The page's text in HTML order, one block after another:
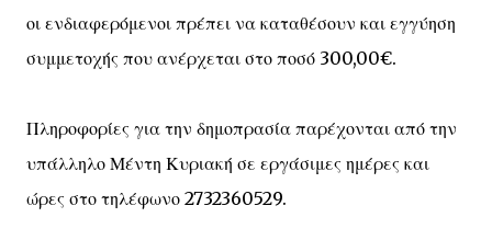
οι ενδιαφερόμενοι πρέπει να καταθέσουν και εγγύηση
συμμετοχής που ανέρχεται στο ποσό 300,00€.
Πληροφορίες για την δημοπρασία παρέχονται από την
υπάλληλο Μέντη Κυριακή σε εργάσιμες ημέρες και
ώρες στο τηλέφωνο 2732360529.